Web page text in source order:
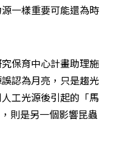
一樣重要可能還為時
保育中心計畫助理施
認為月亮，只是趨光
工光源後引起的「馬
則是另一個影響昆蟲